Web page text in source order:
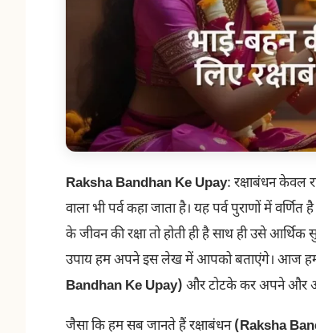
Raksha Bandhan Ke Upay: रक्षाबंधन केवल
वाला भी पर्व कहा जाता है। यह पर्व पुराणों में
के जीवन की रक्षा तो होती ही है साथ ही उसे
उपाय हम अपने इस लेख में आपको बताएंगे। आज हम
Bandhan Ke Upay) और टोटके कर अपने और
जैसा कि हम सब जानते हैं रक्षाबंधन(Raksha